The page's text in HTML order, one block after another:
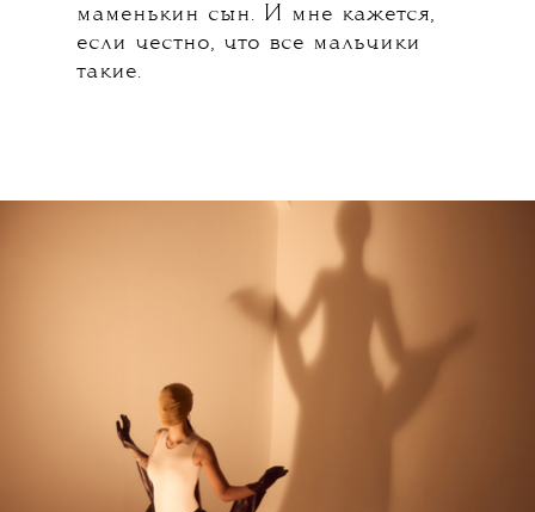
маменькин сын. И мне кажется,
если честно, что все мальчики
такие.